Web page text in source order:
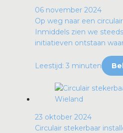
06 november 2024
Op weg naar een
Inmiddels zien we
initiatieven ontstaan
Leestijd: 3 minuten
23 oktober 2024
Circulair stekerbaar